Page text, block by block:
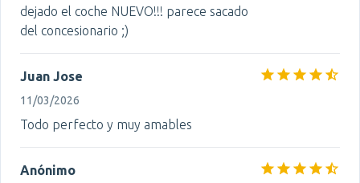
dejado el coche NUEVO!!! parece sacado
del concesionario ;)
Juan Jose
11/03/2026
Todo perfecto y muy amables
Anónimo